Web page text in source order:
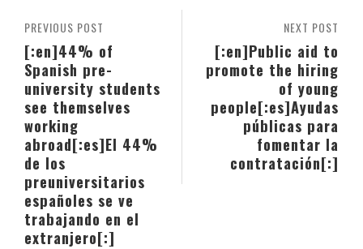
NEXT POST
[:en]Public aid to
promote the hiring
of young
people[:es]Ayudas
públicas para
fomentar la
contratación[:]
PREVIOUS POST
[:en]44% of
Spanish pre-
university students
see themselves
working
abroad[:es]El 44%
de los
preuniversitarios
españoles se ve
trabajando en el
extranjero[:]